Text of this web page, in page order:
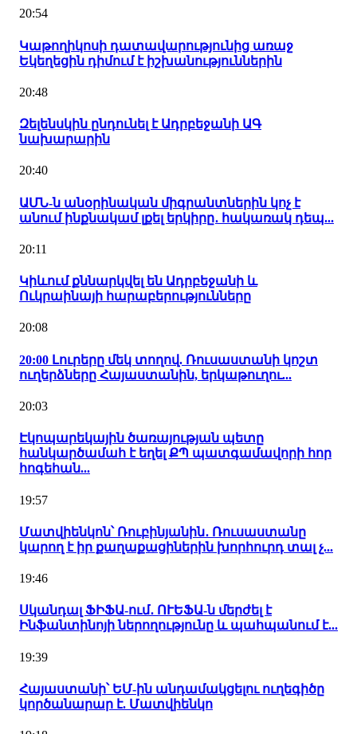
20:54
Կաթողիկոսի դատավարությունից առաջ
Եկեղեցին դիմում է իշխանություններին
20:48
Զելենսկին ընդունել է Ադրբեջանի ԱԳ
նախարարին
20:40
ԱՄՆ-ն անօրինական միգրանտներին կոչ է
անում ինքնակամ լքել երկիրը․ հակառակ դեպ...
20:11
Կիևում քննարկվել են Ադրբեջանի և
Ուկրաինայի հարաբերությունները
20:08
20:00 Լուրերը մեկ տողով. Ռուսաստանի կոշտ
ուղերձները Հայաստանին, երկաթուղու...
20:03
Էկոպարեկային ծառայության պետը
հանկարծամահ է եղել ՔՊ պատգամավորի հոր
հոգեհան...
19:57
Մատվիենկոն՝ Ռուբինյանին․ Ռուսաստանը
կարող է իր քաղաքացիներին խորհուրդ տալ չ...
19:46
Սկանդալ ՖԻՖԱ-ում․ ՈՒԵՖԱ-ն մերժել է
Ինֆանտինոյի ներողությունը և պահպանում է...
19:39
Հայաստանի՝ ԵՄ-ին անդամակցելու ուղեգիծը
կործանարար է. Մատվիենկո